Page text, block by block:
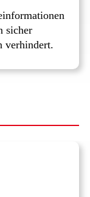
sicher
verhindert.